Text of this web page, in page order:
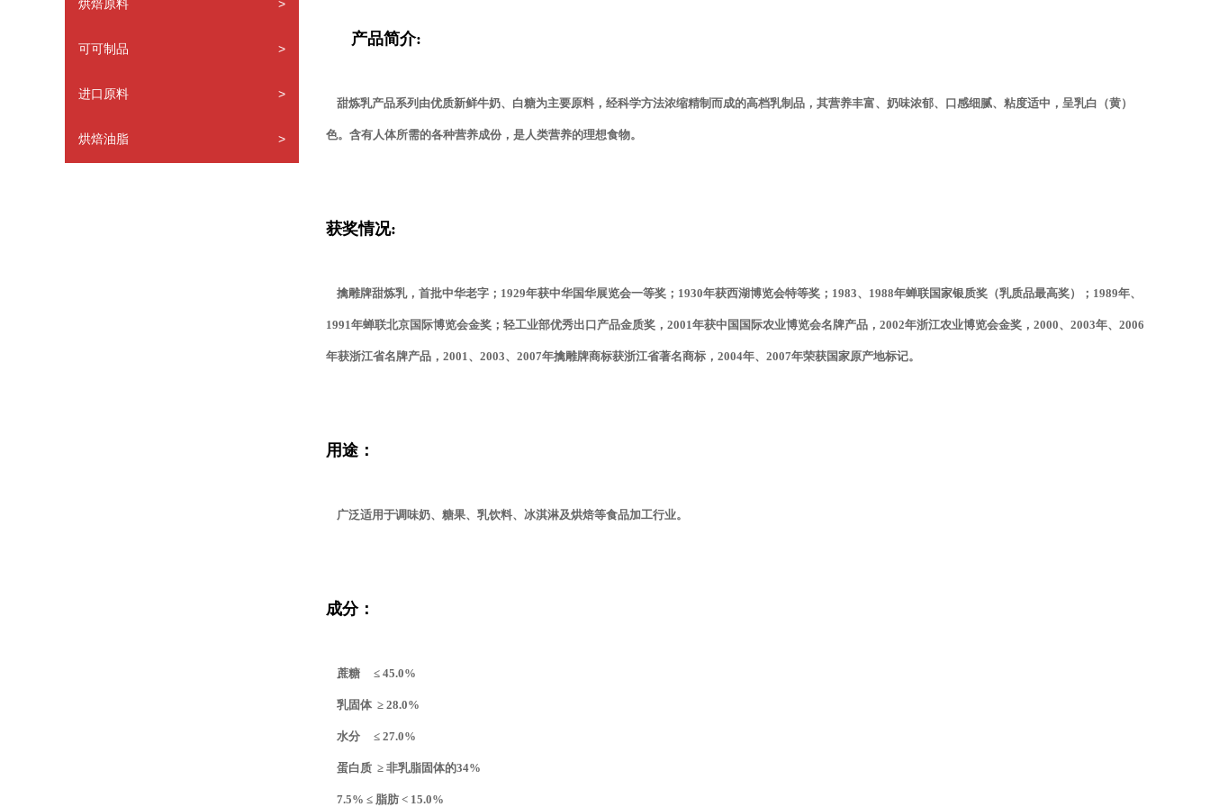
烘焙原料 >
可可制品 >
进口原料 >
烘焙油脂 >
产品简介:
甜炼乳产品系列由优质新鲜牛奶、白糖为主要原料，经科学方法浓缩精制而成的高档乳制品，其营养丰富、奶味浓郁、口感细腻、粘度适中，呈乳白（黄）
色。含有人体所需的各种营养成份，是人类营养的理想食物。
获奖情况:
擒雕牌甜炼乳，首批中华老字；1929年获中华国华展览会一等奖；1930年获西湖博览会特等奖；1983、1988年蝉联国家银质奖（乳质品最高奖）；1989年、
1991年蝉联北京国际博览会金奖；轻工业部优秀出口产品金质奖，2001年获中国国际农业博览会名牌产品，2002年浙江农业博览会金奖，2000、2003年、2006
年获浙江省名牌产品，2001、2003、2007年擒雕牌商标获浙江省著名商标，2004年、2007年荣获国家原产地标记。
用途：
广泛适用于调味奶、糖果、乳饮料、冰淇淋及烘焙等食品加工行业。
成分：
蔗糖 ≤ 45.0%
乳固体 ≥ 28.0%
水分 ≤ 27.0%
蛋白质 ≥ 非乳脂固体的34%
7.5% ≤ 脂肪 < 15.0%